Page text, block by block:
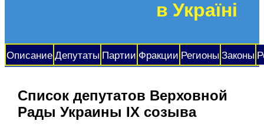
в Україні
Описание Депутаты Партии Фракции Регионы Законы
Список депутатов Верховной
Рады Украины IX созыва